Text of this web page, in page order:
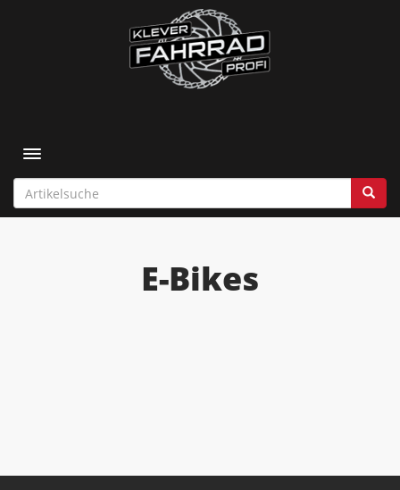
Toggle navigation
E-Bikes